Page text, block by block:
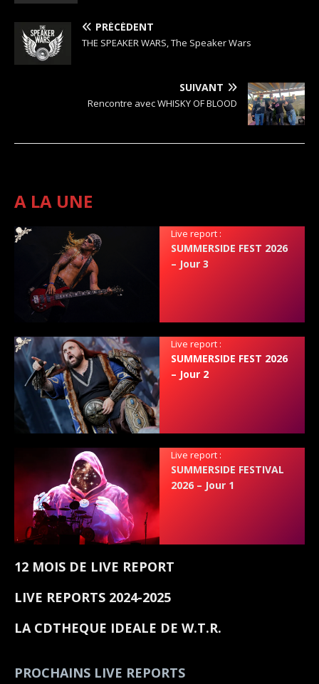
PRÉCÉDENT
THE SPEAKER WARS, The Speaker Wars
SUIVANT
Rencontre avec WHISKY OF BLOOD
A LA UNE
Live report :
SUMMERSIDE FEST 2026
– Jour 3
Live report :
SUMMERSIDE FEST 2026
– Jour 2
Live report :
SUMMERSIDE FESTIVAL
2026 – Jour 1
12 MOIS DE LIVE REPORT
LIVE REPORTS 2024-2025
LA CDTHEQUE IDEALE DE W.T.R.
PROCHAINS LIVE REPORTS